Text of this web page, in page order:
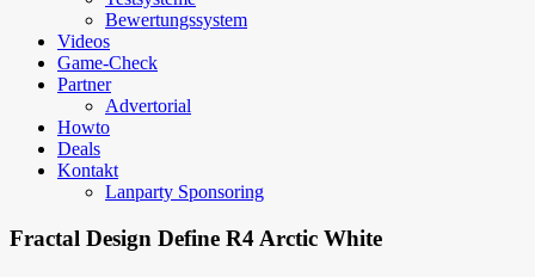
Bewertungssystem
Videos
Game-Check
Partner
Advertorial
Howto
Deals
Kontakt
Lanparty Sponsoring
Fractal Design Define R4 Arctic White